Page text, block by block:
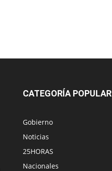
CATEGORÍA POPULAR
Gobierno
Noticias
25HORAS
Nacionales